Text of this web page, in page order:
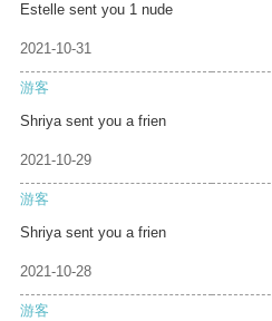
Estelle sent you 1 nude
2021-10-31
游客
Shriya sent you a frien
2021-10-29
游客
Shriya sent you a frien
2021-10-28
游客